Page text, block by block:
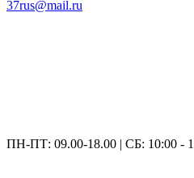
37rus@mail.ru
ПН-ПТ: 09.00-18.00 | СБ: 10:00 -